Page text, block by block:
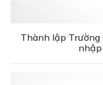
Thành lập Trường